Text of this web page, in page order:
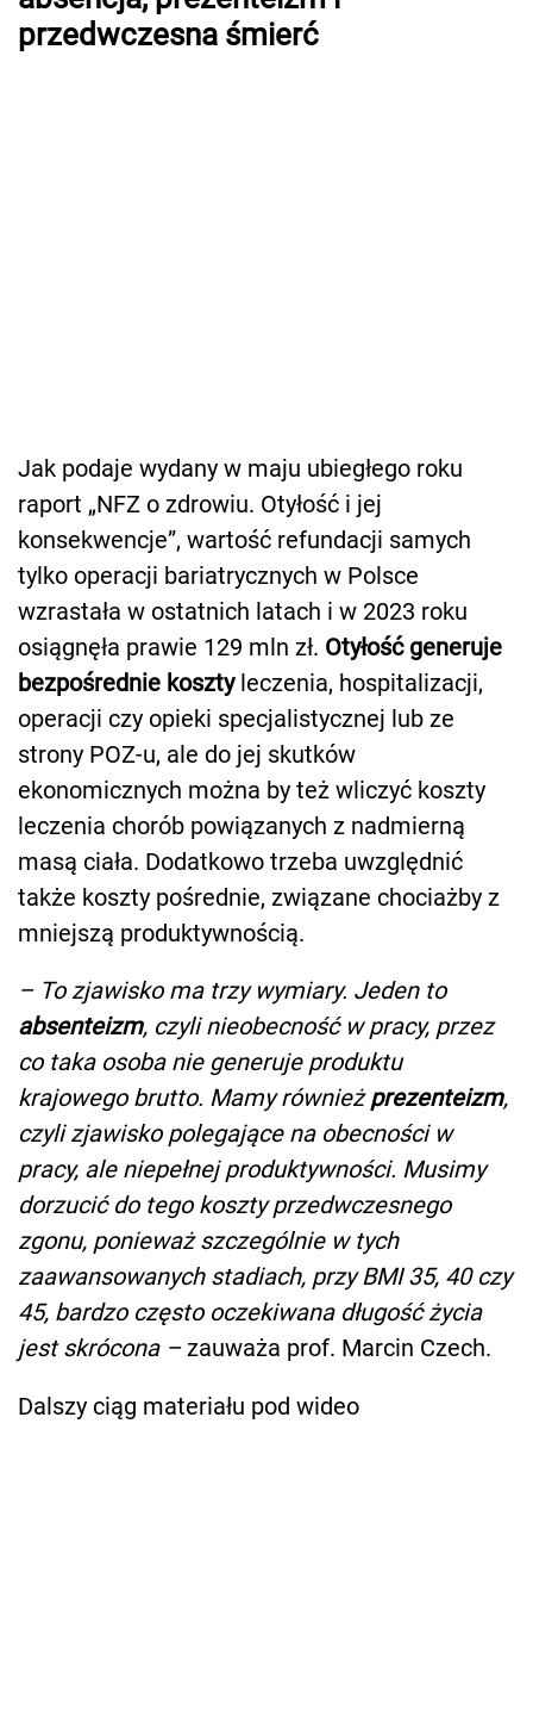
przedwczesna śmierć
Jak podaje wydany w maju ubiegłego roku
raport „NFZ o zdrowiu. Otyłość i jej
konsekwencje”, wartość refundacji samych
tylko operacji bariatrycznych w Polsce
wzrastała w ostatnich latach i w 2023 roku
osiągnęła prawie 129 mln zł. Otyłość generuje
bezpośrednie kosztyleczenia, hospitalizacji,
operacji czy opieki specjalistycznej lub ze
strony POZ-u, ale do jej skutków
ekonomicznych można by też wliczyć koszty
leczenia chorób powiązanych z nadmierną
masą ciała. Dodatkowo trzeba uwzględnić
także koszty pośrednie, związane chociażby z
mniejszą produktywnością.
– To zjawisko ma trzy wymiary. Jeden to
absenteizm, czyli nieobecność w pracy, przez
co taka osoba nie generuje produktu
krajowego brutto. Mamy równieżprezenteizm,
czyli zjawisko polegające na obecności w
pracy, ale niepełnej produktywności. Musimy
dorzucić do tego koszty przedwczesnego
zgonu, ponieważ szczególnie w tych
zaawansowanych stadiach, przy BMI 35, 40 czy
45, bardzo często oczekiwana długość życia
jest skrócona – zauważa prof. Marcin Czech.
Dalszy ciąg materiału pod wideo